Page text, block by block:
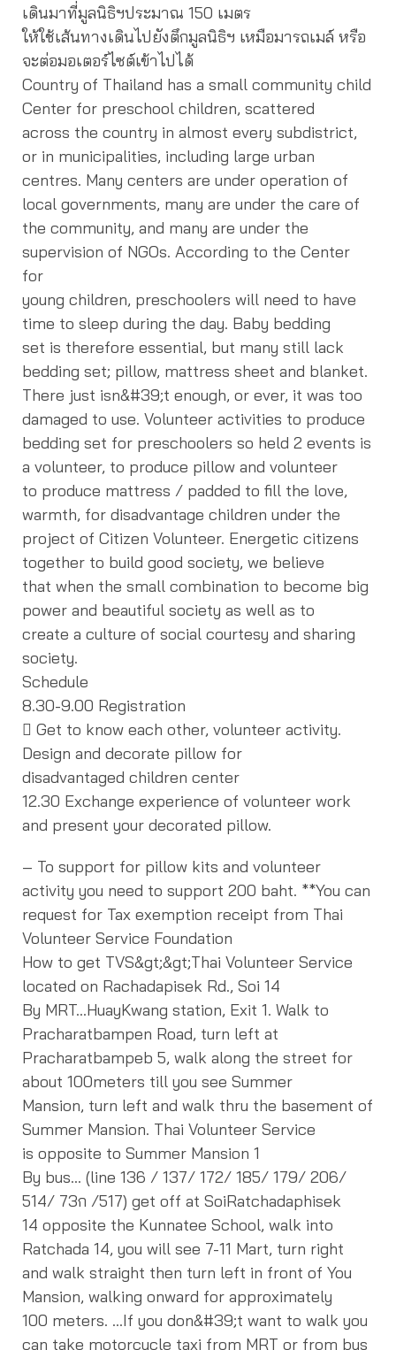
เดินมาที่มูลนิธิฯประมาณ 150 เมตร
ให้ใช้เส้นทางเดินไปยังตึกมูลนิธิฯ เหมือมารถเมล์ หรือ
จะต่อมอเตอร์ไซต์เข้าไปได้
Country of Thailand has a small community child
Center for preschool children, scattered
across the country in almost every subdistrict,
or in municipalities, including large urban
centres. Many centers are under operation of
local governments, many are under the care of
the community, and many are under the
supervision of NGOs. According to the Center
for
young children, preschoolers will need to have
time to sleep during the day. Baby bedding
set is therefore essential, but many still lack
bedding set; pillow, mattress sheet and blanket.
There just isn&#39;t enough, or ever, it was too
damaged to use. Volunteer activities to produce
bedding set for preschoolers so held 2 events is
a volunteer, to produce pillow and volunteer
to produce mattress / padded to fill the love,
warmth, for disadvantage children under the
project of Citizen Volunteer. Energetic citizens
together to build good society, we believe
that when the small combination to become big
power and beautiful society as well as to
create a culture of social courtesy and sharing
society.
Schedule
8.30-9.00 Registration
 Get to know each other, volunteer activity.
Design and decorate pillow for
disadvantaged children center
12.30 Exchange experience of volunteer work
and present your decorated pillow.
– To support for pillow kits and volunteer
activity you need to support 200 baht. **You can
request for Tax exemption receipt from Thai
Volunteer Service Foundation
How to get TVS&gt;&gt;Thai Volunteer Service
located on Rachadapisek Rd., Soi 14
By MRT…HuayKwang station, Exit 1. Walk to
Pracharatbampen Road, turn left at
Pracharatbampeb 5, walk along the street for
about 100meters till you see Summer
Mansion, turn left and walk thru the basement of
Summer Mansion. Thai Volunteer Service
is opposite to Summer Mansion 1
By bus… (line 136 / 137/ 172/ 185/ 179/ 206/
514/ 73ก /517) get off at SoiRatchadaphisek
14 opposite the Kunnatee School, walk into
Ratchada 14, you will see 7-11 Mart, turn right
and walk straight then turn left in front of You
Mansion, walking onward for approximately
100 meters. …If you don&#39;t want to walk you
can take motorcycle taxi from MRT or from bus